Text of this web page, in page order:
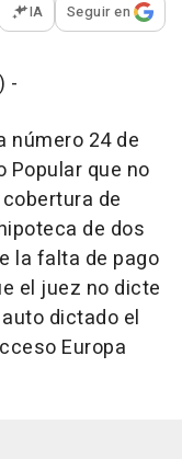
opciones para
IA Seguir en
-
número 24 de
Popular que no
de
de dos
la falta de pago
el juez no dicte
dictado el
Europa